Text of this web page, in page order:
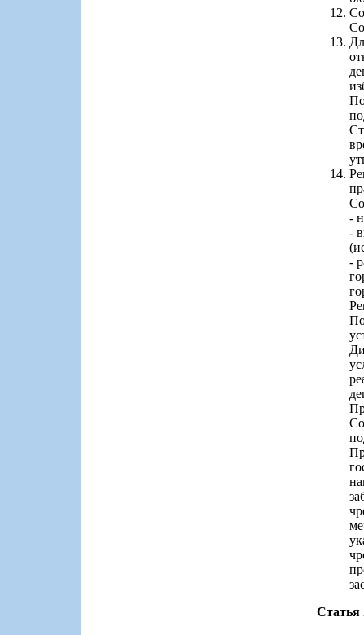
-
-
-
Статья